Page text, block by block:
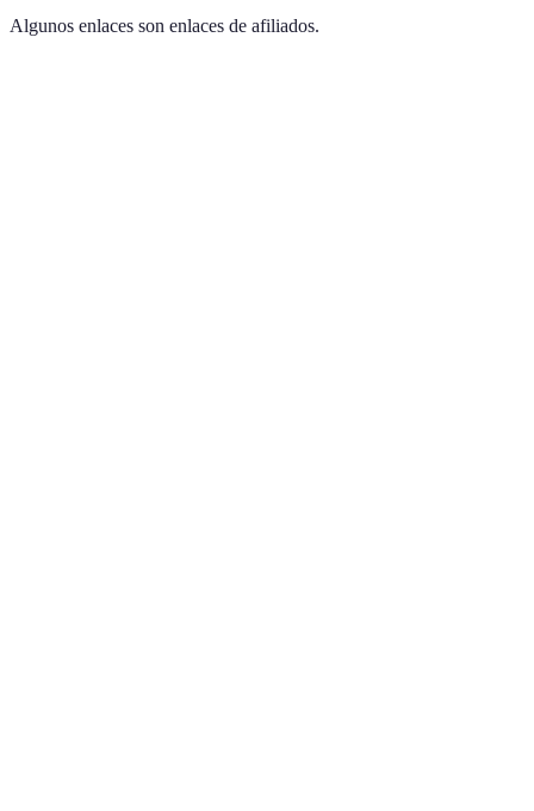
Algunos enlaces son enlaces de afiliados.